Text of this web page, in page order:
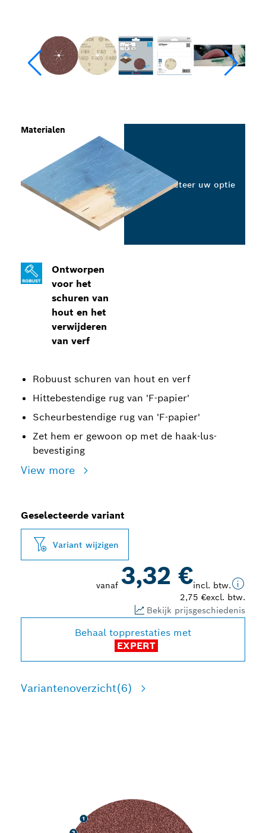
Ontworpen
voor het
schuren van
hout en het
verwijderen
van verf
Robuust schuren van hout en verf
Hittebestendige rug van 'F-papier'
Scheurbestendige rug van 'F-papier'
Zet hem er gewoon op met de haak-lus-
bevestiging
View more
Materialen
Selecteer uw optie
Geselecteerde variant
Variant wijzigen
vanaf 3,32 €incl. btw.
2,75 €excl. btw.
Bekijk prijsgeschiedenis
Behaal topprestaties met
EXPERT
Variantenoverzicht(6)